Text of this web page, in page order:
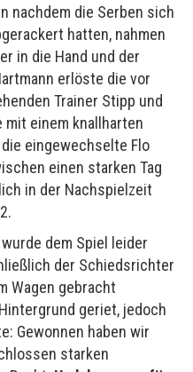
nachdem die Serben sich
hatten, nahmen
in die Hand und der
erlöste die vor
Trainer Stipp und
mit einem knallharten
eingewechselte Flo
einen starken Tag
in der Nachspielzeit
dem Spiel leider
der Schiedsrichter
Wagen gebracht
geriet, jedoch
Gewonnen haben wir
starken